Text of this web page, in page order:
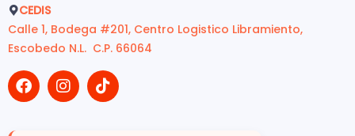
CEDIS
Calle 1, Bodega #201, Centro Logistico Libramiento,
Escobedo N.L. C.P. 66064